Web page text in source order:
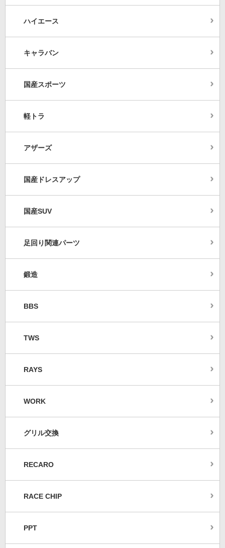
ハイエース
キャラバン
国産スポーツ
軽トラ
アザーズ
国産ドレスアップ
国産SUV
足回り関連パーツ
鍛造
BBS
TWS
RAYS
WORK
グリル交換
RECARO
RACE CHIP
PPT